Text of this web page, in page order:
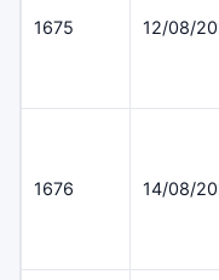
1675 12/08/
1676 14/08/